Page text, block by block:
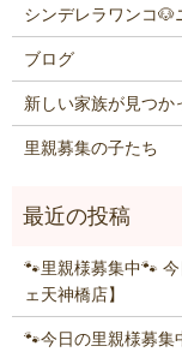
シンデレラワンコ🐶
ブログ
新しい家族が見つか
里親募集の子たち
🐾里親様募集中🐾
ェ天神橋店】
🐾今日の里親様募